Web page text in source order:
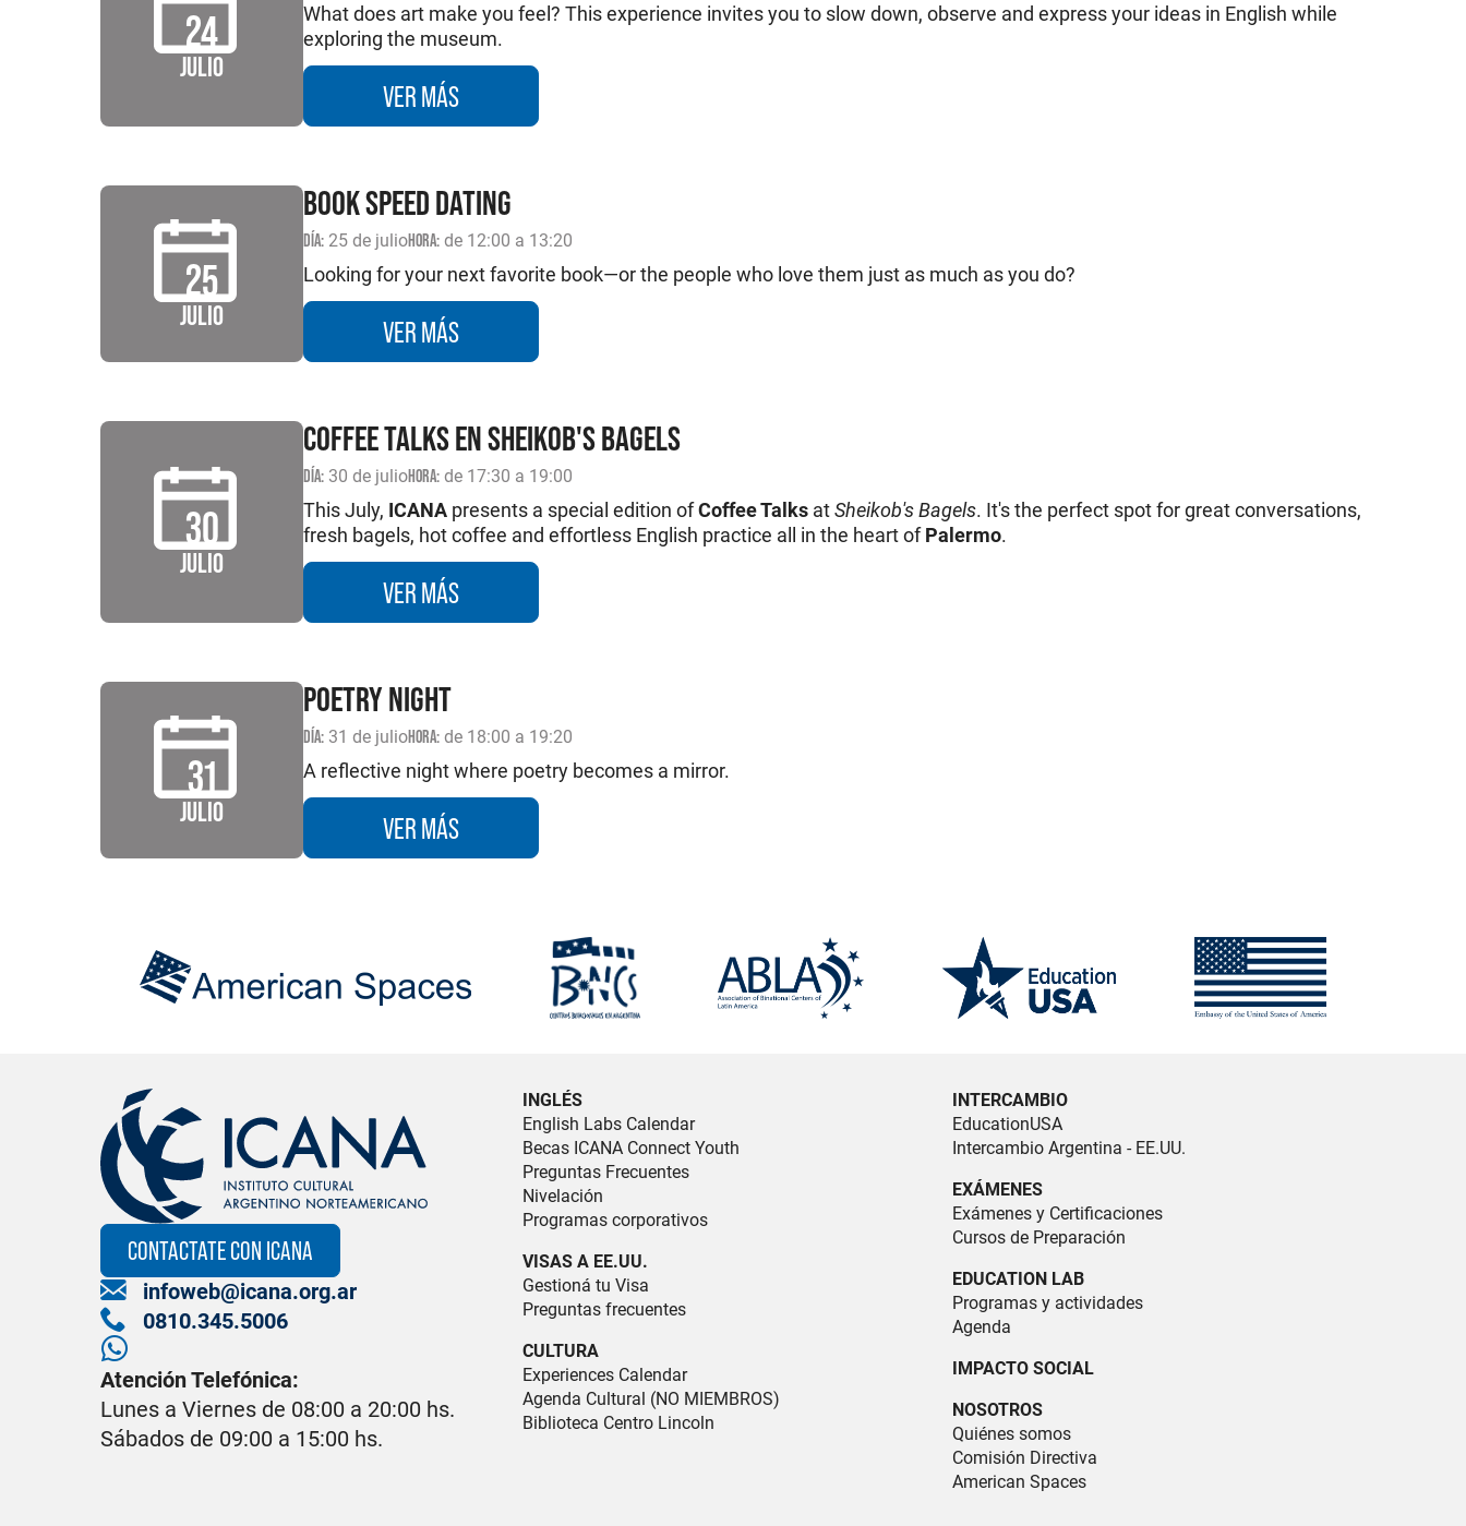
24
JULIO
What does art make you feel? This experience invites you to slow down, observe and express your ideas in English while
exploring the museum.
VER MÁS
25
JULIO
BOOK SPEED DATING
DÍA: 25 de julioHORA: de 12:00 a 13:20
Looking for your next favorite book—or the people who love them just as much as you do?
VER MÁS
30
JULIO
COFFEE TALKS EN SHEIKOB'S BAGELS
DÍA: 30 de julioHORA: de 17:30 a 19:00
This July, ICANA presents a special edition ofCoffee Talks atSheikob's Bagels. It's the perfect spot for great conversations,
fresh bagels, hot coffee and effortless English practice all in the heart ofPalermo.
VER MÁS
31
JULIO
POETRY NIGHT
DÍA: 31 de julioHORA: de 18:00 a 19:20
A reflective night where poetry becomes a mirror.
VER MÁS
CONTACTATE CON ICANA
infoweb@icana.org.ar
0810.345.5006
Atención Telefónica:
Lunes a Viernes de 08:00 a 20:00 hs.
Sábados de 09:00 a 15:00 hs.
INGLÉS
English Labs Calendar
Becas ICANA Connect Youth
Preguntas Frecuentes
Nivelación
Programas corporativos
VISAS A EE.UU.
Gestioná tu Visa
Preguntas frecuentes
CULTURA
Experiences Calendar
Agenda Cultural (NO MIEMBROS)
Biblioteca Centro Lincoln
INTERCAMBIO
EducationUSA
Intercambio Argentina - EE.UU.
EXÁMENES
Exámenes y Certificaciones
Cursos de Preparación
EDUCATION LAB
Programas y actividades
Agenda
IMPACTO SOCIAL
NOSOTROS
Quiénes somos
Comisión Directiva
American Spaces